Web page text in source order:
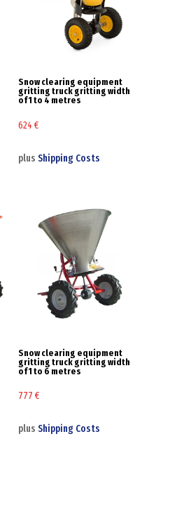
Snow clearing equipment
gritting truck gritting width
of 1 to 4 metres
624€
plusShipping Costs
Snow clearing equipment
gritting truck gritting width
of 1 to 6 metres
777€
plusShipping Costs